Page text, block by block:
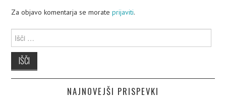
Za objavo komentarja se morateprijaviti.
Išči:
NAJNOVEJŠI PRISPEVKI